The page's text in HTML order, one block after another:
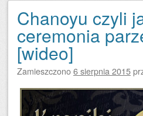
Chanoyu czyli
ceremonia
[wideo]
Zamieszczono6 sierpnia 2015